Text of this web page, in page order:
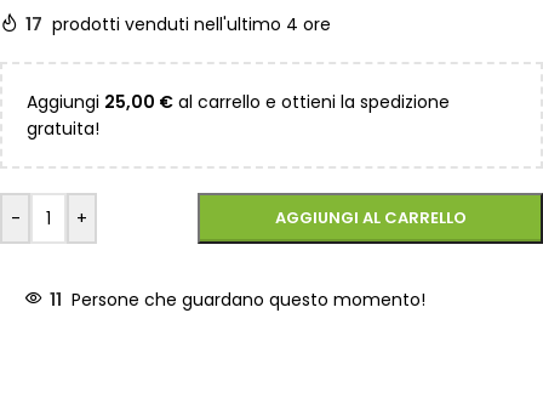
17 prodotti venduti nell'ultimo 4 ore
Aggiungi 25,00 € al carrello e ottieni la spedizione
gratuita!
- + AGGIUNGI AL CARRELLO
11 Persone che guardano questo momento!